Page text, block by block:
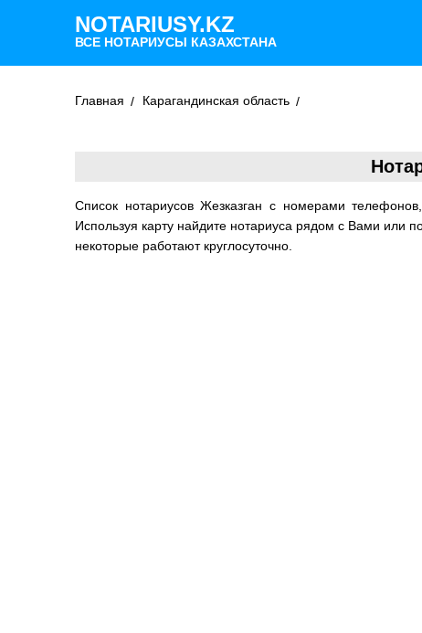
NOTARIUSY.KZ
ВСЕ НОТАРИУСЫ КАЗАХСТАНА
Главная Карагандинская область
Список нотариусов Жезказган с номерами
Используя карту найдите нотариуса рядом с Вами или
некоторые работают круглосуточно.